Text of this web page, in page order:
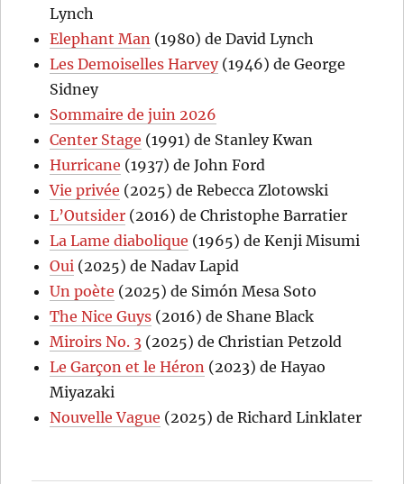
Lynch
Elephant Man (1980) de David Lynch
Les Demoiselles Harvey(1946) de George
Sidney
Sommaire de juin 2026
Center Stage (1991) de Stanley Kwan
Hurricane (1937) de John Ford
Vie privée (2025) de Rebecca Zlotowski
L’Outsider (2016) de Christophe Barratier
La Lame diabolique (1965) de Kenji Misumi
Oui (2025) de Nadav Lapid
Un poète (2025) de Simón Mesa Soto
The Nice Guys (2016) de Shane Black
Miroirs No. 3 (2025) de Christian Petzold
Le Garçon et le Héron (2023) de Hayao
Miyazaki
Nouvelle Vague (2025) de Richard Linklater